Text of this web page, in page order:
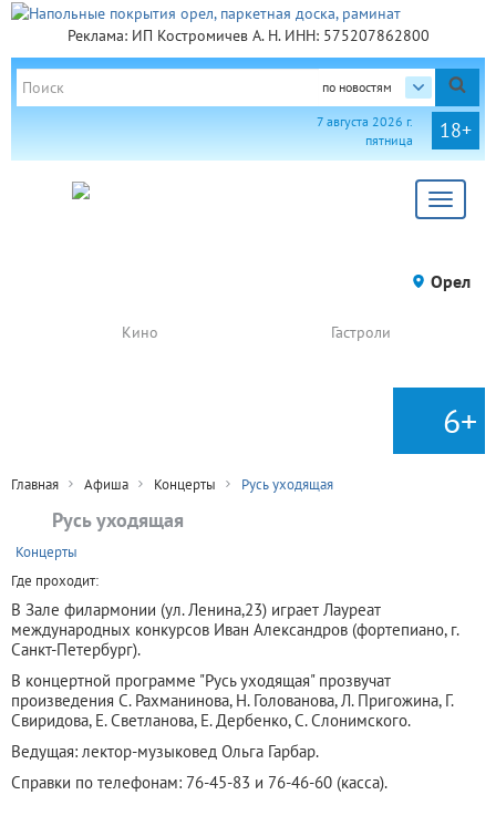
Реклама: ИП Костромичев А. Н. ИНН: 575207862800
по новостям
18+
7 августа 2026 г.
пятница
Toggle
Орел
Кино Гастроли
6+
Главная Афиша Концерты Русь уходящая
Русь уходящая
Концерты
Где проходит:
В Зале филармонии (ул. Ленина,23) играет Лауреат
международных конкурсов Иван Александров (фортепиано, г.
Санкт-Петербург).
В концертной программе "Русь уходящая" прозвучат
произведения С. Рахманинова, Н. Голованова, Л. Пригожина, Г.
Свиридова, Е. Светланова, Е. Дербенко, С. Слонимского.
Ведущая: лектор-музыковед Ольга Гарбар.
Справки по телефонам: 76-45-83 и 76-46-60 (касса).